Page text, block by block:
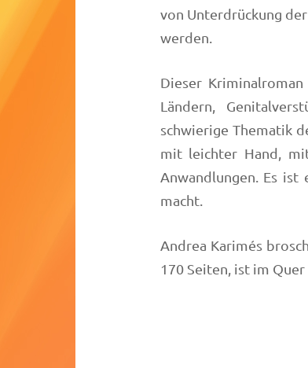
von Unterdrückung
werden.
Dieser
Ländern,
schwierige Thematik
mit leichter Hand,
Anwandlungen. Es ist
macht.
Andrea Karimés
170 Seiten, ist im